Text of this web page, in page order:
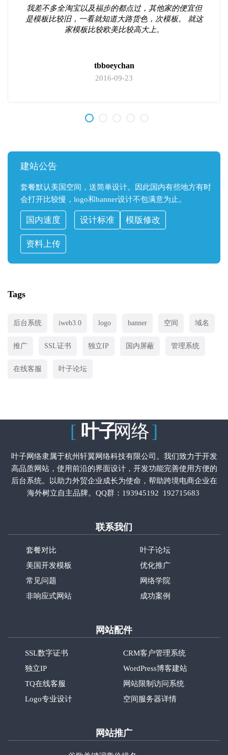
我差不多全淘宝以及福步的都点过，其他家的便宜但
是模板比较旧，一看就知道大路货色，次模板。 就这
家模板比较欧美比较高大上。
tbboeychan
2016-09-23
建站公告
套餐默认美国空间，送简单设计。因此国内有些地方有时
会打开比较慢，logo和banner设计不包满意为止。
国内速度 设计标准 模版修改
资料上传
Tags
后台系统 iweb3.0 logo banner 空间 域名
推广 SSL证书 独立IP 国内屏蔽 管理系统
在线客服 叶子论坛
[ 叶子网络]
叶子网络隶属于杭州轩翼网络科技有限公司。我们致力于开发
高品质网站，使用前沿的界面设计，开发功能完善使用方便的
后台系统。以助力外贸企业成长为使命，帮助跨境电商企业在
海外树立自主品牌。QQ群： 193945192 192715683
联系我们
套餐对比
美国开发模板
常见问题
非响应式网站
叶子论坛
优化推广
网络学院
成功案例
网站配件
SSL数字证书
独立IP
TQ在线客服
Logo专业设计
CRM客户管理系统
WordPress博客建站
网站限制访问系统
空间服务器详情
网站推广